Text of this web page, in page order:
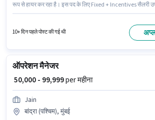
रूप से हायर कर रहा है। इस पद के लिए Fixed + Incentives सैलरी
10+ दिन पहले पोस्ट की गई थी
ऑपरेशन मैनेजर
₹ 50,000 - 99,999per महीना
Jain
बांद्रा (पश्चिम), मुंबई